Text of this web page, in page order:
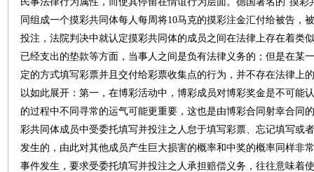
同组成一个摸彩共同体每人每周将10马克的摸彩注金汇付给被告，
投注，法院判决中就认定摸彩共同体的成员之间在法律上存在着类
已经支出的垫款等方面，当事人之间是负有法律义务的；但是在某
定的方式填写彩票并且交付给彩票收集点的行为，并不存在法律上
以如此展开：第一，在博彩活动中，博彩成员对博彩奖金是不可能
的过程中不同寻常的运气可能更重要，这也是由博彩合同射幸合同
彩共同体成员中受委托填写并投注之人怠于填写彩票、忘记填写或
发生的，由此对其他成员产生巨大损害的概率和中奖的概率同样非
事件发生，要求受委托填写并投注之人承担赔偿义务，往往意味着